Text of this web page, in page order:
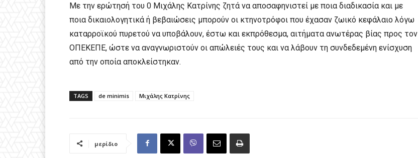
Με την ερώτησή του 0 Μιχάλης Κατρίνης ζητά να αποσαφηνιστεί με ποια διαδικασία και με
ποια δικαιολογητικά ή βεβαιώσεις μπορούν οι κτηνοτρόφοι που έχασαν ζωικό κεφάλαιο λόγω
καταρροϊκού πυρετού να υποβάλουν, έστω και εκπρόθεσμα, αιτήματα ανωτέρας βίας προς τον
ΟΠΕΚΕΠΕ, ώστε να αναγνωριστούν οι απώλειές τους και να λάβουν τη συνδεδεμένη ενίσχυση
από την οποία αποκλείστηκαν.
TAGS de minimis Μιχάλης Κατρίνης
μερίδιο